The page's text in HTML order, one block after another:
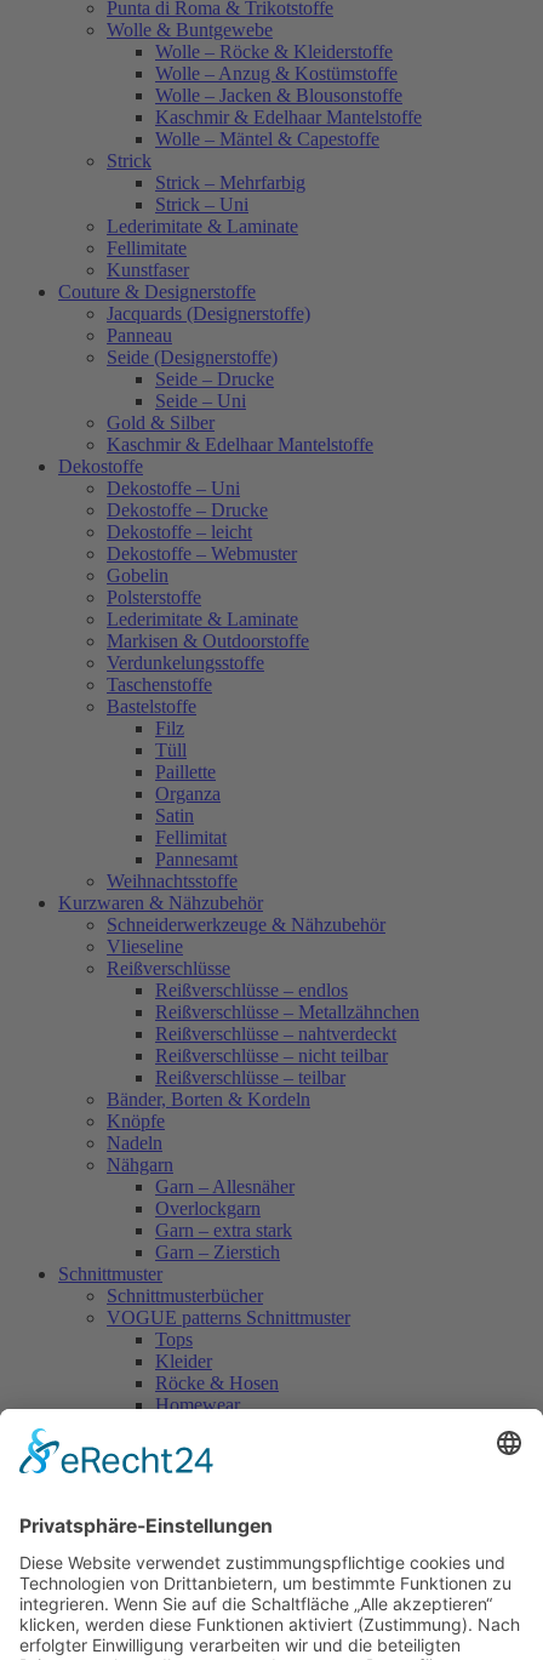
Punta di Roma & Trikotstoffe
Wolle & Buntgewebe
Wolle – Röcke & Kleiderstoffe
Wolle – Anzug & Kostümstoffe
Wolle – Jacken & Blousonstoffe
Kaschmir & Edelhaar Mantelstoffe
Wolle – Mäntel & Capestoffe
Strick
Strick – Mehrfarbig
Strick – Uni
Lederimitate & Laminate
Fellimitate
Kunstfaser
Couture & Designerstoffe
Jacquards (Designerstoffe)
Panneau
Seide (Designerstoffe)
Seide – Drucke
Seide – Uni
Gold & Silber
Kaschmir & Edelhaar Mantelstoffe
Dekostoffe
Dekostoffe – Uni
Dekostoffe – Drucke
Dekostoffe – leicht
Dekostoffe – Webmuster
Gobelin
Polsterstoffe
Lederimitate & Laminate
Markisen & Outdoorstoffe
Verdunkelungsstoffe
Taschenstoffe
Bastelstoffe
Filz
Tüll
Paillette
Organza
Satin
Fellimitat
Pannesamt
Weihnachtsstoffe
Kurzwaren & Nähzubehör
Schneiderwerkzeuge & Nähzubehör
Vlieseline
Reißverschlüsse
Reißverschlüsse – endlos
Reißverschlüsse – Metallzähnchen
Reißverschlüsse – nahtverdeckt
Reißverschlüsse – nicht teilbar
Reißverschlüsse – teilbar
Bänder, Borten & Kordeln
Knöpfe
Nadeln
Nähgarn
Garn – Allesnäher
Overlockgarn
Garn – extra stark
Garn – Zierstich
Schnittmuster
Schnittmusterbücher
VOGUE patterns Schnittmuster
Tops
Kleider
Röcke & Hosen
Homewear
Vogue Vintage
Herren
Accessoires
Einzelschnittmuster Burda
Tops
Kleider
Röcke & Hosen
Homewear
Jacken & Mäntel